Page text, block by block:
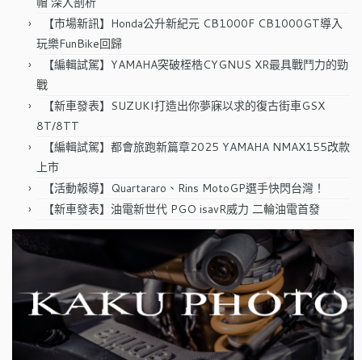
【市場新訊】Honda公升新紀元 CB1000F CB1000GT導入
玩樂FunBike回歸
【編輯試駕】YAMAHA突破桎梏CYGNUS XR最具戰鬥力的勁
戰
【新車發表】SUZUKI打造出你夢寐以求的復古街車GSX
8T/8TT
【編輯試駕】都會旅跑新篇章2025 YAMAHA NMAX155改款
上市
【活動報導】Quartararo、Rins MotoGP選手快閃台灣！
【新車發表】油電新世代 PGO isavR威力 二輪油電首發